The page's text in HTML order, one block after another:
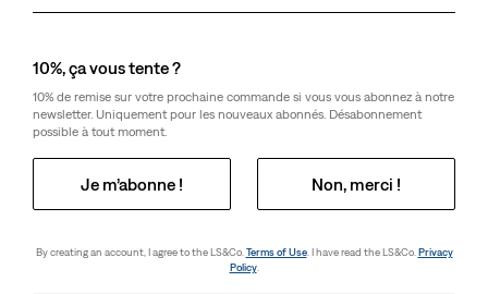
10%, ça vous tente ?
10% de remise sur votre prochaine commande si vous vous abonnez à notre
newsletter. Uniquement pour les nouveaux abonnés. Désabonnement
possible à tout moment.
Je m’abonne ! Non, merci !
By creating an account, I agree to the LS&Co. Terms of Use. I have read the LS&Co. Privacy
Policy.